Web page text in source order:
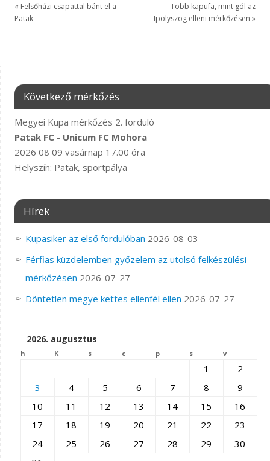
« Felsőházi csapattal bánt el a
Patak
Több kapufa, mint gól az
Ipolyszög elleni mérkőzésen »
Következő mérkőzés
Megyei Kupa mérkőzés 2. forduló
Patak FC - Unicum FC Mohora
2026 08 09 vasárnap 17.00 óra
Helyszín: Patak, sportpálya
Hírek
Kupasiker az első fordulóban 2026-08-03
Férfias küzdelemben győzelem az utolsó felkészülési
mérkőzésen 2026-07-27
Döntetlen megye kettes ellenfél ellen 2026-07-27
2026. augusztus
h K s c p s v
1
2
3
4 5 6 7 8
9
10
11 12 13 14 15
16
17
18 19 20 21 22
23
24
25 26 27 28 29
30